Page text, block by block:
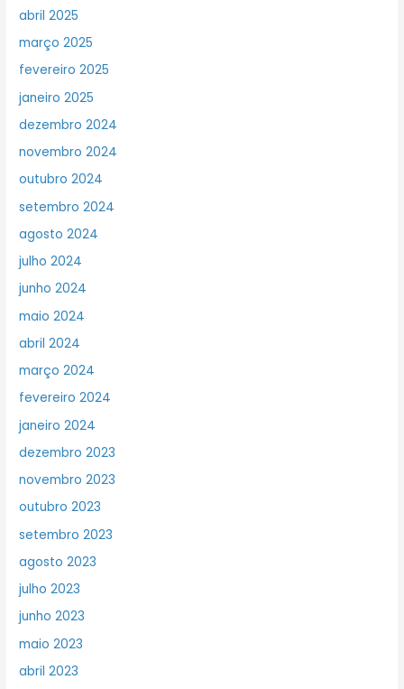
abril 2025
março 2025
fevereiro 2025
janeiro 2025
dezembro 2024
novembro 2024
outubro 2024
setembro 2024
agosto 2024
julho 2024
junho 2024
maio 2024
abril 2024
março 2024
fevereiro 2024
janeiro 2024
dezembro 2023
novembro 2023
outubro 2023
setembro 2023
agosto 2023
julho 2023
junho 2023
maio 2023
abril 2023